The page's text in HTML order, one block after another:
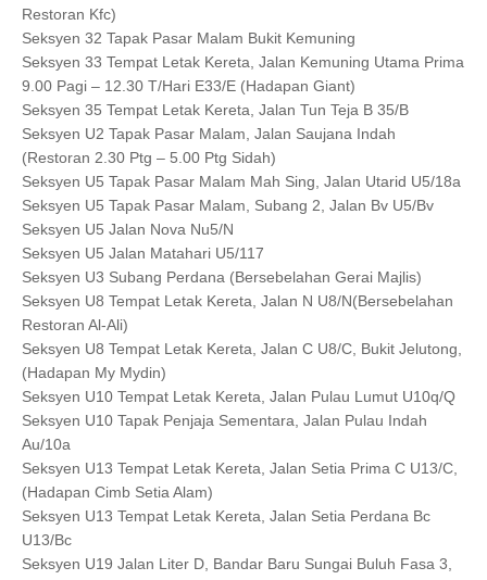
Restoran Kfc)
Seksyen 32 Tapak Pasar Malam Bukit Kemuning
Seksyen 33 Tempat Letak Kereta, Jalan Kemuning Utama Prima
9.00 Pagi – 12.30 T/Hari E33/E (Hadapan Giant)
Seksyen 35 Tempat Letak Kereta, Jalan Tun Teja B 35/B
Seksyen U2 Tapak Pasar Malam, Jalan Saujana Indah
(Restoran 2.30 Ptg – 5.00 Ptg Sidah)
Seksyen U5 Tapak Pasar Malam Mah Sing, Jalan Utarid U5/18a
Seksyen U5 Tapak Pasar Malam, Subang 2, Jalan Bv U5/Bv
Seksyen U5 Jalan Nova Nu5/N
Seksyen U5 Jalan Matahari U5/117
Seksyen U3 Subang Perdana (Bersebelahan Gerai Majlis)
Seksyen U8 Tempat Letak Kereta, Jalan N U8/N(Bersebelahan
Restoran Al-Ali)
Seksyen U8 Tempat Letak Kereta, Jalan C U8/C, Bukit Jelutong,
(Hadapan My Mydin)
Seksyen U10 Tempat Letak Kereta, Jalan Pulau Lumut U10q/Q
Seksyen U10 Tapak Penjaja Sementara, Jalan Pulau Indah
Au/10a
Seksyen U13 Tempat Letak Kereta, Jalan Setia Prima C U13/C,
(Hadapan Cimb Setia Alam)
Seksyen U13 Tempat Letak Kereta, Jalan Setia Perdana Bc
U13/Bc
Seksyen U19 Jalan Liter D, Bandar Baru Sungai Buluh Fasa 3,